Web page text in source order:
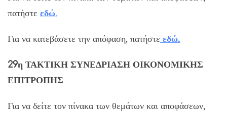
πατήστε εδώ.
Για να κατεβάσετε την απόφαση, πατήστε εδώ.
29η ΤΑΚΤΙΚΗ ΣΥΝΕΔΡΙΑΣΗ ΟΙΚΟΝΟΜΙΚΗΣ
ΕΠΙΤΡΟΠΗΣ
Για να δείτε τον πίνακα των θεμάτων και αποφάσεων,